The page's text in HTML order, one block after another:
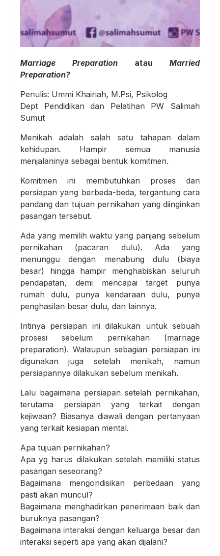
Marriage Preparation atau Married
Preparation?
Penulis: Ummi Khairiah, M.Psi, Psikolog
Dept Pendidikan dan Pelatihan PW Salimah
Sumut
Menikah adalah salah satu tahapan dalam
kehidupan. Hampir semua manusia
menjalaninya sebagai bentuk komitmen.
Komitmen ini membutuhkan proses dan
persiapan yang berbeda-beda, tergantung cara
pandang dan tujuan pernikahan yang diinginkan
pasangan tersebut.
Ada yang memilih waktu yang panjang sebelum
pernikahan (pacaran dulu). Ada yang
menunggu dengan menabung dulu (biaya
besar) hingga hampir menghabiskan seluruh
pendapatan, demi mencapai target punya
rumah dulu, punya kendaraan dulu, punya
penghasilan besar dulu, dan lainnya.
Intinya persiapan ini dilakukan untuk sebuah
prosesi sebelum pernikahan (marriage
preparation). Walaupun sebagian persiapan ini
digunakan juga setelah menikah, namun
persiapannya dilakukan sebelum menikah.
Lalu bagaimana persiapan setelah pernikahan,
terutama persiapan yang terkait dengan
kejiwaan? Biasanya diawali dengan pertanyaan
yang terkait kesiapan mental.
Apa tujuan pernikahan?
Apa yg harus dilakukan setelah memiliki status
pasangan seseorang?
Bagaimana mengondisikan perbedaan yang
pasti akan muncul?
Bagaimana menghadirkan penerimaan baik dan
buruknya pasangan?
Bagaimana interaksi dengan keluarga besar dan
interaksi seperti apa yang akan dijalani?